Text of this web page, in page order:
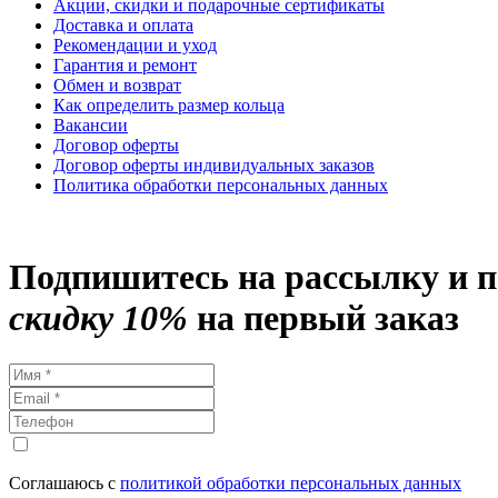
Акции, скидки и подарочные сертификаты
Доставка и оплата
Рекомендации и уход
Гарантия и ремонт
Обмен и возврат
Как определить размер кольца
Вакансии
Договор оферты
Договор оферты индивидуальных заказов
Политика обработки персональных данных
Подпишитесь на рассылку и
скидку 10% на первый заказ
Соглашаюсь с политикой обработки персональных данных